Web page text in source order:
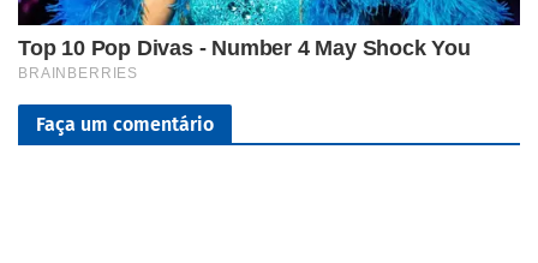
Faça um comentário